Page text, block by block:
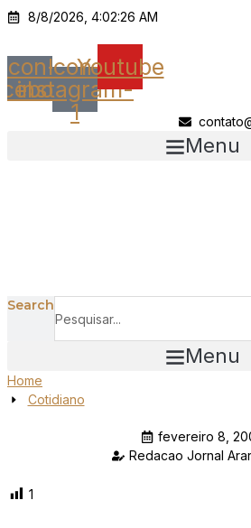
Ir
o
conteúdo
8/8/2026, 4:02:26 AM
Icon-Icon-
instagram-
1
Youtube
Menu
Search
Menu
Home
Cotidiano
fevereiro 8,
Redacao Jornal
1